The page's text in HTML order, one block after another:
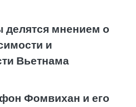
делятся мнением о
и
Вьетнама
Фомвихан и его